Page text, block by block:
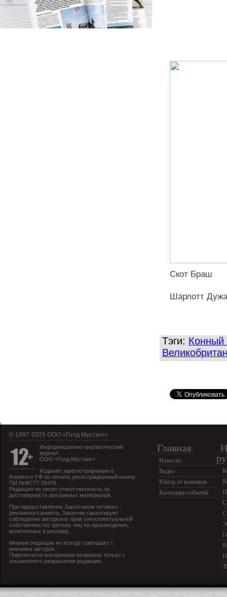
Скот Браш
Шарлотт
Тэги: Конный
© 1997-2025 OOO «Голд Мустанг»
Информационно-аналитический
журнал
ООО «Голд Мустанг»
Издание зарегистрировано в
Комитете РФ по печати, регистрационный номер
ПИ №ФС77-26476.
Редакция не несет ответственность за
достоверность рекламных материалов.
При предоставлении Заказчиком готового
рекламного макета, Заказчик гарантирует
соблюдение авторских прав (интеллектуальной
собственности) третьих лиц на произведения,
включенные в рекламу.
Мнение редакции не всегда совпадает с
мнением авторов.
Перепечатка материалов возможна только с
письменного разрешения редакции.
Главная
Новости
Видео
Юмор от конников
Календарь событий